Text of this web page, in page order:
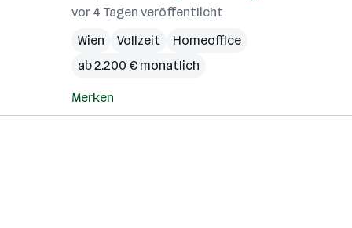
vor 4 Tagen veröffentlicht
Wien
Vollzeit
Homeoffice
ab 2.200 € monatlich
Merken